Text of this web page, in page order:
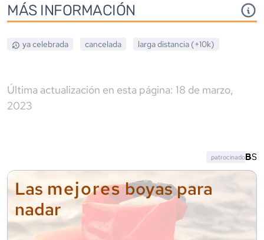
MÁS INFORMACIÓN
ya celebrada cancelada larga distancia (+10k)
Última actualización en esta página: 18 de marzo,
2023
Las mejoresboyas para
nadar
patrocinado